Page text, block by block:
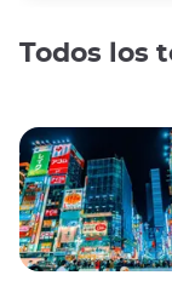
Todos los